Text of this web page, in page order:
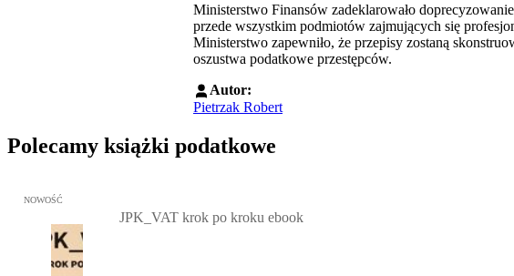
Ministerstwo Finansów zadeklarowało
przede wszystkim podmiotów zajmujących się
Ministerstwo zapewniło, że przepisy zostaną
oszustwa podatkowe przestępców.
Autor:
Pietrzak Robert
Polecamy książki podatkowe
Przejdź do: JPK_VAT krok po kroku ebook, Patrycja Kubiesa - otwiera się w nowym
NOWOŚĆ
JPK_VAT krok po kroku ebook